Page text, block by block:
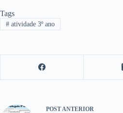
Tags
#atividade 3º ano
POST ANTERIOR